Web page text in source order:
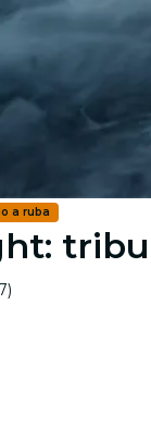
a ruba